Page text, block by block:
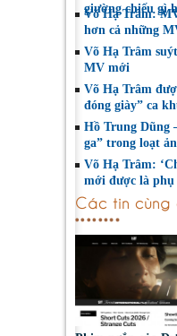
giường chiếu gì
Võ Hạ Trâm:
hơn cả những
Võ Hạ Trâm
MV mới
Võ Hạ Trâm
đóng giày” ca
Hồ Trung Dũng
ga” trong loạt
Võ Hạ Trâm:
mới được là
Các tin cùng